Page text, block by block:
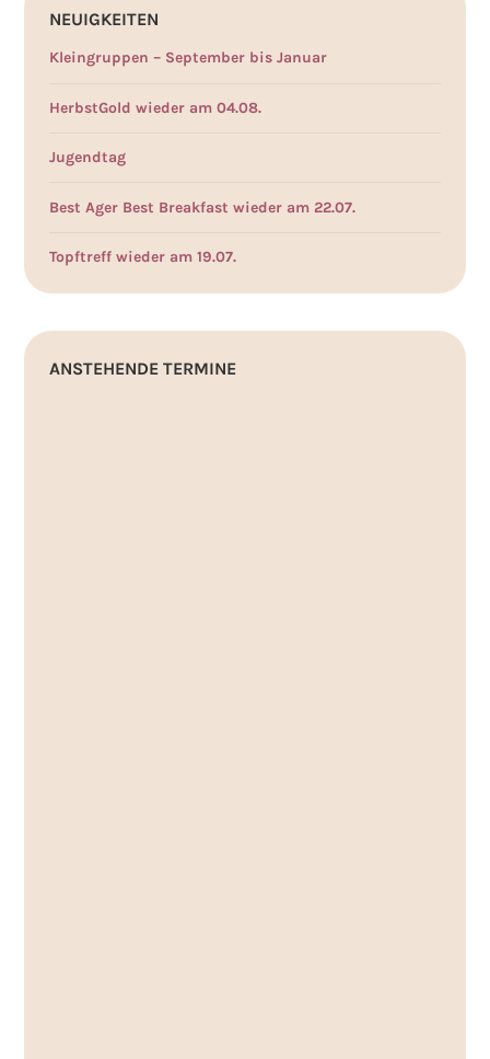
NEUIGKEITEN
Kleingruppen – September bis Januar
HerbstGold wieder am 04.08.
Jugendtag
Best Ager Best Breakfast wieder am 22.07.
Topftreff wieder am 19.07.
ANSTEHENDE TERMINE